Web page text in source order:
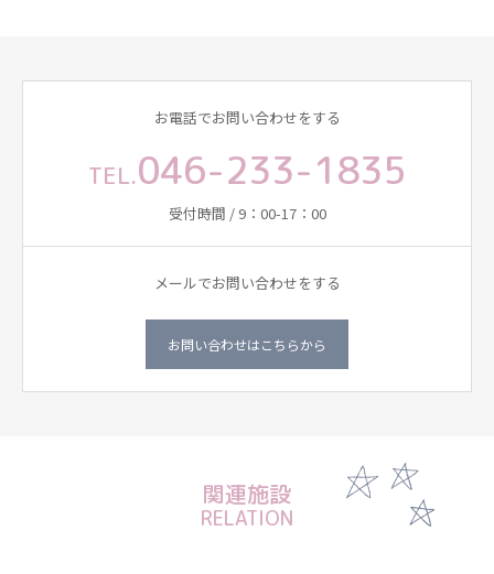
お電話でお問い合わせをする
TEL.046-233-1835
受付時間 / 9：00-17：00
メールでお問い合わせをする
お問い合わせはこちらから
関連施設
RELATION